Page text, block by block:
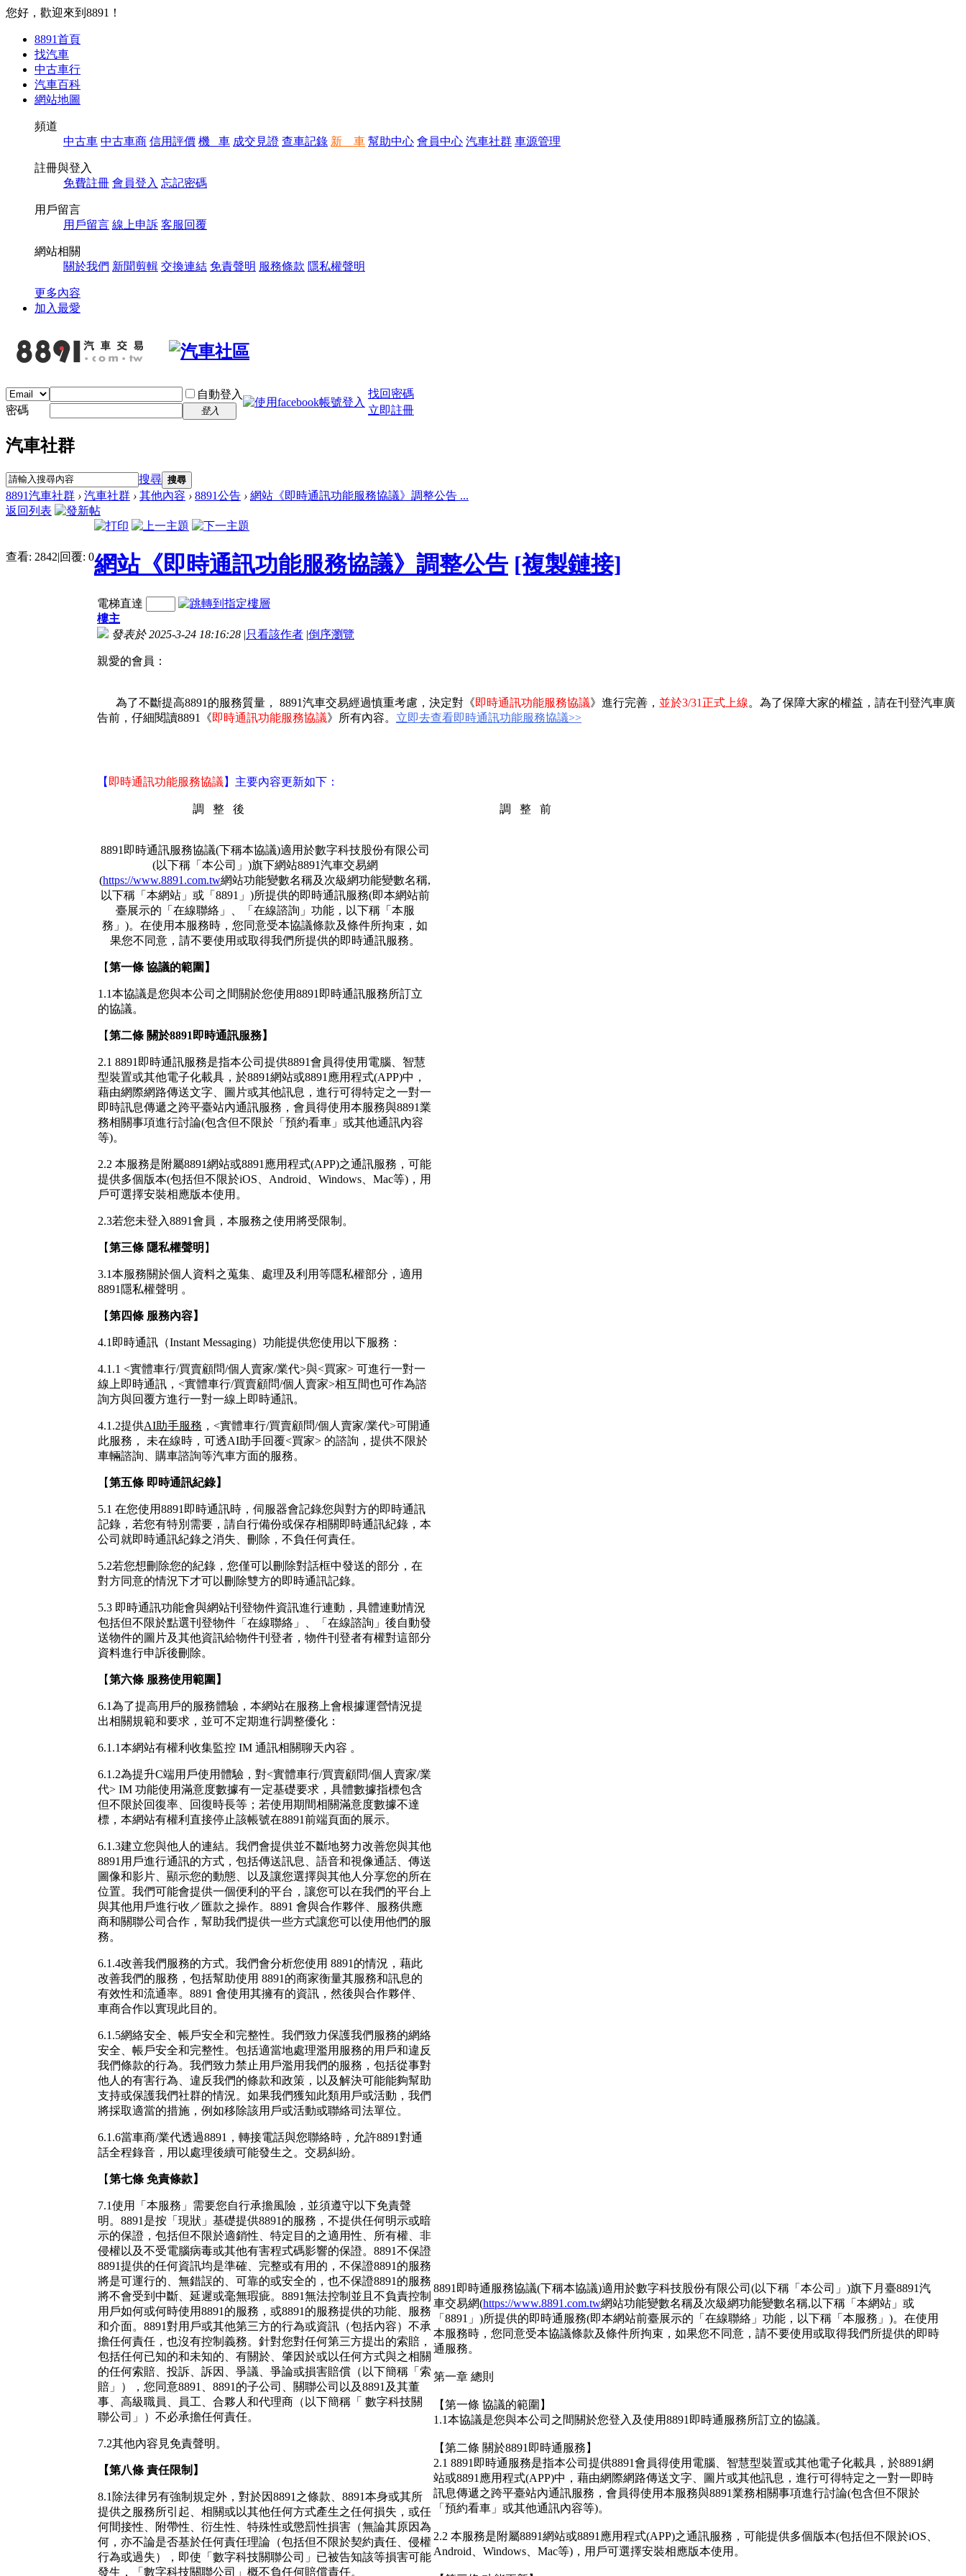
您好，歡迎來到8891！
8891首頁
找汽車
中古車行
汽車百科
網站地圖
頻道
中古車 中古車商 信用評價 機 車 成交見證 查車記錄 新 車 幫助中心 會員中心 汽車社群 車源管理
註冊與登入
免費註冊 會員登入 忘記密碼
用戶留言
用戶留言 線上申訴 客服回覆
網站相關
關於我們 新聞剪輯 交換連結 免責聲明 服務條款 隱私權聲明
更多內容
加入最愛
自動登入
找回密碼
密碼
登入 立即註冊
汽車社群
搜尋 搜尋
8891汽車社群 › 汽車社群 › 其他內容 › 8891公告 › 網站《即時通訊功能服務協議》調整公告 ...
返回列表
查看: 2842|回覆: 0網站《即時通訊功能服務協議》調整公告 [複製鏈接]
電梯直達
樓主
發表於 2025-3-24 18:16:28 |只看該作者 |倒序瀏覽
親愛的會員：
為了不斷提高8891的服務質量， 8891汽車交易經過慎重考慮，決定對《即時通訊功能服務協議》 進行完善， 並於3/31正式上線。為了保障大家的權益，請在刊登汽車廣
告前，仔細閱讀8891
《即時通訊功能服務協議》 所有內容。 立即去查看即時通訊功能服務協議>>
【 即時通訊功能服務協議 】主要內容更新如下：
調 整 後 調 整 前
8891即時通訊服務協議(下稱本協議)適用於數字科技股份有限公司
(以下稱「本公司」)旗下網站8891汽車交易網
(https://www.8891.com.tw網站功能變數名稱及次級網功能變數名稱,
以下稱「本網站」或「8891」)所提供的即時通訊服務(即本網站前
臺展示的「在線聯絡」、
「在線諮詢」功能，以下稱「本服
務」 )。在使用本服務時，您同意受本協議條款及條件所拘束，如
果您不同意，請不要使用或取得我們所提供的即時通訊服務。
【第一條 協議的範圍】
1.1本協議是您與本公司之間關於您使用8891即時通訊服務所訂立
的協議。
【第二條 關於8891即時通訊服務】
2.1 8891即時通訊服務是指本公司提供8891會員得使用電腦、智慧
型裝置或其他電子化載具，於8891網站或8891應用程式(APP)中，
藉由網際網路傳送文字、圖片或其他訊息，進行可得特定之一對一
即時訊息傳遞之跨平臺站內通訊服務，會員得使用本服務與8891業
務相關事項進行討論(包含但不限於「預約看車」或其他通訊內容
等)。
2.2 本服務是附屬8891網站或8891應用程式(APP)之通訊服務，可能
提供多個版本(包括但不限於iOS、Android、Windows、Mac等)，用
戶可選擇安裝相應版本使用。
2.3若您未登入8891會員，本服務之使用將受限制。
【第三條 隱私權聲明 】
3.1本服務關於個人資料之蒐集、處理及利用等隱私權部分，適用
8891隱私權聲明 。
【第四條 服務內容】
4.1即時通訊（Instant Messaging）功能提供您使用以下服務：
4.1.1 <實體車行/買賣顧問/個人賣家/業代>與<買家> 可進行一對一
線上即時通訊，<實體車行/買賣顧問/個人賣家>相互間也可作為諮
詢方與回覆方進行一對一線上即時通訊。
4.1.2提供AI助手服務 ，<實體車行/買賣顧問/個人賣家/業代>可開通
此服務， 未在線時 ，可透AI助手回覆<買家> 的諮詢，提供不限於
車輛諮詢、購車諮詢等汽車方面的服務。
【第五條 即時通訊紀錄】
5.1 在您使用8891即時通訊時，伺服器會記錄您與對方的即時通訊
記錄，若您有特別需要，請自行備份或保存相關即時通訊紀錄，本
公司就即時通訊紀錄之消失、刪除，不負任何責任。
5.2若您想刪除您的紀錄，您僅可以刪除對話框中發送的部分，在
對方同意的情況下才可以刪除雙方的即時通訊記錄。
5.3 即時通訊功能會與網站刊登物件資訊進行連動，具體連動情況
包括但不限於點選刊登物件「在線聯絡」、「在線諮詢」後自動發
送物件的圖片及其他資訊給物件刊登者，物件刊登者有權對這部分
資料進行申訴後刪除。
【第六條 服務使用範圍 】
6.1為了提高用戶的服務體驗，本網站在服務上會根據運營情況提
出相關規範和要求，並可不定期進行調整優化：
6.1.1本網站有權利收集監控 IM 通訊相關聊天內容 。
6.1.2為提升C端用戶使用體驗，對<實體車行/買賣顧問/個人賣家/業
代> IM 功能使用滿意度數據有一定基礎要求，具體數據指標包含
但不限於回復率、回復時長等；若使用期間相關滿意度數據不達
標，本網站有權利直接停止該帳號在8891前端頁面的展示。
6.1.3建立您與他人的連結。我們會提供並不斷地努力改善您與其他
8891用戶進行通訊的方式，包括傳送訊息、語音和視像通話、傳送
圖像和影片、顯示您的動態、以及讓您選擇與其他人分享您的所在
位置。我們可能會提供一個便利的平台，讓您可以在我們的平台上
與其他用戶進行收／匯款之操作。8891 會與合作夥伴、服務供應
商和關聯公司合作，幫助我們提供一些方式讓您可以使用他們的服
務。
6.1.4改善我們服務的方式。我們會分析您使用 8891的情況，藉此
改善我們的服務，包括幫助使用 8891的商家衡量其服務和訊息的
有效性和流通率。8891 會使用其擁有的資訊，然後與合作夥伴、
車商合作以實現此目的。
6.1.5網絡安全、帳戶安全和完整性。我們致力保護我們服務的網絡
安全、帳戶安全和完整性。包括適當地處理濫用服務的用戶和違反
我們條款的行為。我們致力禁止用戶濫用我們的服務，包括從事對
他人的有害行為、違反我們的條款和政策，以及解決可能能夠幫助
支持或保護我們社群的情況。如果我們獲知此類用戶或活動，我們
將採取適當的措施，例如移除該用戶或活動或聯絡司法單位。
6.1.6當車商/業代透過8891，轉接電話與您聯絡時，允許8891對通
話全程錄音，用以處理後續可能發生之。交易糾紛。
【第七條 免責條款】
7.1使用「本服務」需要您自行承擔風險，並須遵守以下免責聲
明。 8891是按「現狀」基礎提供8891的服務，不提供任何明示或暗
示的保證，包括但不限於適銷性、特定目的之適用性、所有權、非
侵權以及不受電腦病毒或其他有害程式碼影響的保證。8891不保證
8891提供的任何資訊均是準確、完整或有用的，不保證8891的服務
將是可運行的、無錯誤的、可靠的或安全的，也不保證8891的服務
將不會受到中斷、延遲或毫無瑕疵。8891無法控制並且不負責控制
用戶如何或何時使用8891的服務，或8891的服務提供的功能、服務
和介面。8891對用戶或其他第三方的行為或資訊（包括內容）不承
擔任何責任，也沒有控制義務。針對您對任何第三方提出的索賠，
包括任何已知的和未知的、有關於、肇因於或以任何方式與之相關
的任何索賠、投訴、訴因、爭議、爭論或損害賠償（以下簡稱「索
賠」），您同意8891、8891的子公司、關聯公司以及8891及其董
事、高級職員、員工、合夥人和代理商（以下簡稱「 數字科技關
聯公司」）不必承擔任何責任。
7.2其他內容見免責聲明。
【第八條 責任限制 】
8.1除法律另有強制規定外，對於因8891之條款、8891本身或其所
提供之服務所引起、相關或以其他任何方式產生之任何損失，或任
何間接性、附帶性、衍生性、特殊性或懲罰性損害（無論其原因為
何，亦不論是否基於任何責任理論（包括但不限於契約責任、侵權
行為或過失），即使「數字科技關聯公司」已被告知該等損害可能
發生，「數字科技關聯公司」概不負任何賠償責任。
8891即時通服務協議(下稱本協議)適用於數字科技股份有限公司(以下稱「本公司」)旗下月臺8891汽
車交易網(https://www.8891.com.tw網站功能變數名稱及次級網功能變數名稱,以下稱「本網站」或
「8891」)所提供的即時通服務(即本網站前臺展示的「在線聯絡」功能，以下稱「本服務」)。在使用
本服務時，您同意受本協議條款及條件所拘束，如果您不同意，請不要使用或取得我們所提供的即時
通服務。
第一章 總則
【第一條 協議的範圍】
1.1本協議是您與本公司之間關於您登入及使用8891即時通服務所訂立的協議。
【第二條 關於8891即時通服務】
2.1 8891即時通服務是指本公司提供8891會員得使用電腦、智慧型裝置或其他電子化載具，於8891網
站或8891應用程式(APP)中，藉由網際網路傳送文字、圖片或其他訊息，進行可得特定之一對一即時
訊息傳遞之跨平臺站內通訊服務，會員得使用本服務與8891業務相關事項進行討論(包含但不限於
「預約看車」或其他通訊內容等)。
2.2 本服務是附屬8891網站或8891應用程式(APP)之通訊服務，可能提供多個版本(包括但不限於iOS、
Android、Windows、Mac等)，用戶可選擇安裝相應版本使用。